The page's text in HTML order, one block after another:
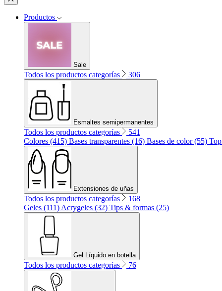
Productos
Sale
Todos los productos categorías 306
Esmaltes semipermanentes
Todos los productos categorías
541
Colores (415) Bases transparentes (16) Bases de color (55)
Extensiones de uñas
Todos los productos categorías
168
Geles (111) Acrygeles (32) Tips & formas (25)
Gel Líquido en botella
Todos los productos categorías 76